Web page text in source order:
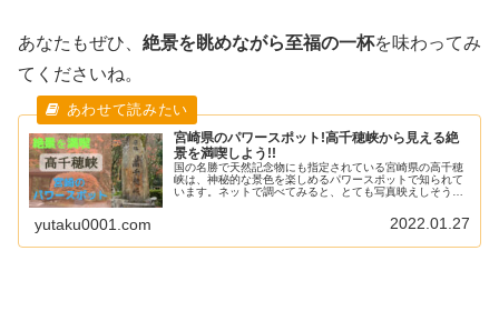
あなたもぜひ、 絶景を眺めながら至福の一杯を味わってみ
てくださいね。
宮崎県のパワースポット!高千穂峡から見える絶
景を満喫しよう!!
国の名勝で天然記念物にも指定されている宮崎県の高千穂
峡は、神秘的な景色を楽しめるパワースポットで知られて
います。ネットで調べてみると、とても写真映えしそうな
yutaku0001.com 2022.01.27